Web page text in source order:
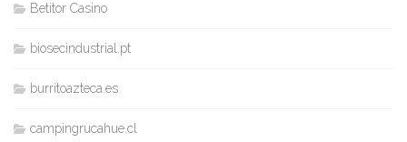
Betitor Casino
biosecindustrial.pt
burritoazteca.es
campingrucahue.cl